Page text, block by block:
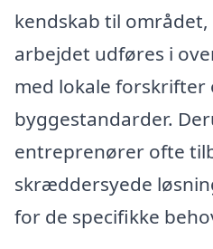
kendskab til
arbejdet udføres i
med lokale forskrifter
byggestandarder.
entreprenører ofte
skræddersyede
for de specifikke